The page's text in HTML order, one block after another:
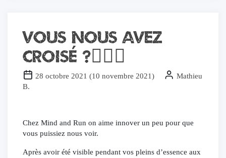
Vous nous avez
croisé ?🚴🏻‍♂️
28 octobre 2021 (10 novembre 2021)
Mathieu
B.
Chez Mind and Run on aime innover un peu pour que
vous puissiez nous voir.
Après avoir été visible pendant vos pleins d’essence aux